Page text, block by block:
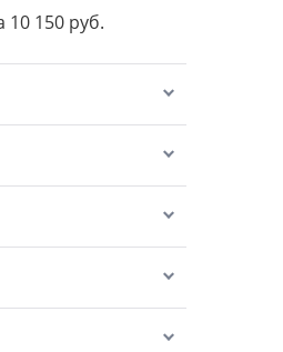
10 150 руб.